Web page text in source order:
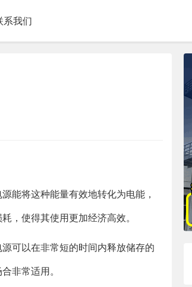
系我们
能将这种能量有效地转化为电能，
，使得其使用更加经济高效。
可以在非常短的时间内释放储存的
非常适用。